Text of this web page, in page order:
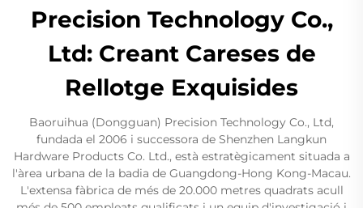
Precision Technology Co.,
Ltd: Creant Careses de
Rellotge Exquisides
Baoruihua (Dongguan) Precision Technology Co., Ltd,
fundada el 2006 i successora de Shenzhen Langkun
Hardware Products Co. Ltd., està estratègicament situada a
l'àrea urbana de la badia de Guangdong-Hong Kong-Macau.
L'extensa fàbrica de més de 20.000 metres quadrats acull